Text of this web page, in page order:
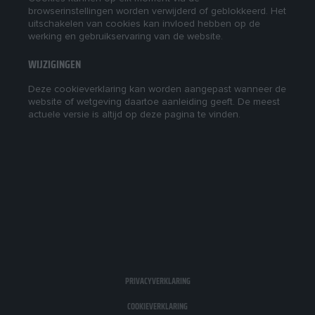
browserinstellingen worden verwijderd of geblokkeerd. Het
uitschakelen van cookies kan invloed hebben op de
werking en gebruikservaring van de website.
WIJZIGINGEN
Deze cookieverklaring kan worden aangepast wanneer de
website of wetgeving daartoe aanleiding geeft. De meest
actuele versie is altijd op deze pagina te vinden.
PRIVACYVERKLARING
COOKIEVERKLARING